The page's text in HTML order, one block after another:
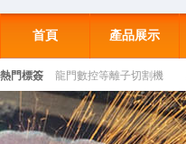
首頁 產品展示
熱門標簽 龍門數控等離子切割機